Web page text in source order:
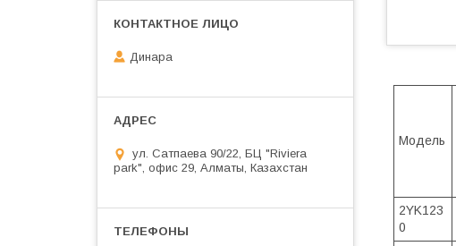
Модель
2YK123
0
Динара
ул. Сатпаева 90/22, БЦ "Riviera
park", офис 29, Алматы, Казахстан